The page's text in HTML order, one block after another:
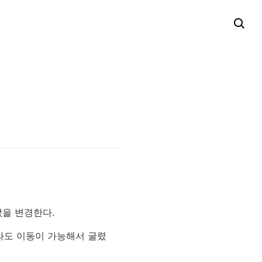
변경한다.
이동이 가능해서 굴렸